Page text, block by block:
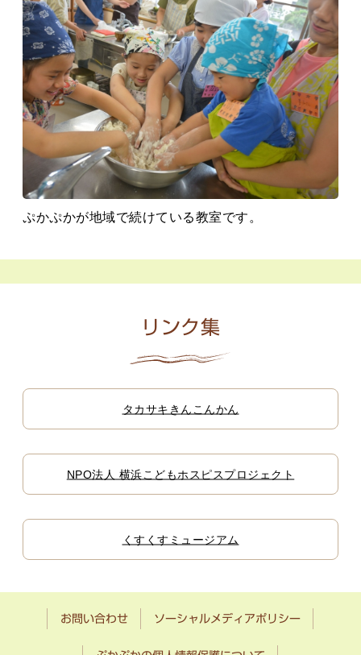
ぷかぷかが地域で続けている教室です。
リンク集
タカサキきんこんかん
NPO法人 横浜こどもホスピスプロジェクト
くすくすミュージアム
お問い合わせ ソーシャルメディアポリシー